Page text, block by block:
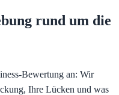
rund um die
Bewertung an: Wir
Ihre Lücken und was